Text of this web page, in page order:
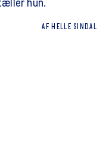
hun.
AF HELLESINDAL